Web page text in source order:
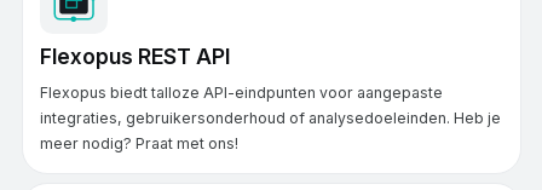
Flexopus REST API
Flexopus biedt talloze API-eindpunten voor aangepaste
integraties, gebruikersonderhoud of analysedoeleinden. Heb je
meer nodig? Praat met ons!